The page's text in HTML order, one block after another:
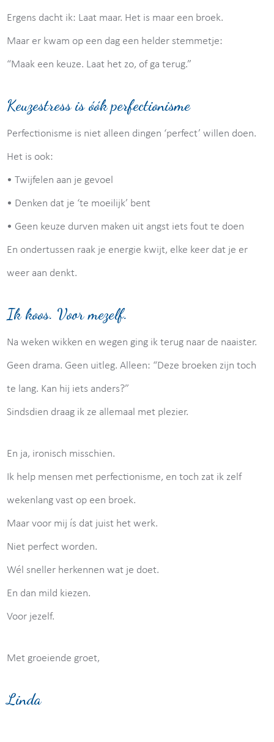
Ergens dacht ik: Laat maar. Het is maar een broek.
Maar er kwam op een dag een helder stemmetje:
“Maak een keuze. Laat het zo, of ga terug.”
Keuzestress is óók perfectionisme
Perfectionisme is niet alleen dingen ‘perfect’ willen doen.
Het is ook:
• Twijfelen aan je gevoel
• Denken dat je ‘te moeilijk’ bent
• Geen keuze durven maken uit angst iets fout te doen
En ondertussen raak je energie kwijt, elke keer dat je er
weer aan denkt.
Ik koos. Voor mezelf.
Na weken wikken en wegen ging ik terug naar de naaister.
Geen drama. Geen uitleg. Alleen: “Deze broeken zijn toch
te lang. Kan hij iets anders?”
Sindsdien draag ik ze allemaal met plezier.
En ja, ironisch misschien.
Ik help mensen met perfectionisme, en toch zat ik zelf
wekenlang vast op een broek.
Maar voor mij ís dat juist het werk.
Niet perfect worden.
Wél sneller herkennen wat je doet.
En dan mild kiezen.
Voor jezelf.
Met groeiende groet,
Linda